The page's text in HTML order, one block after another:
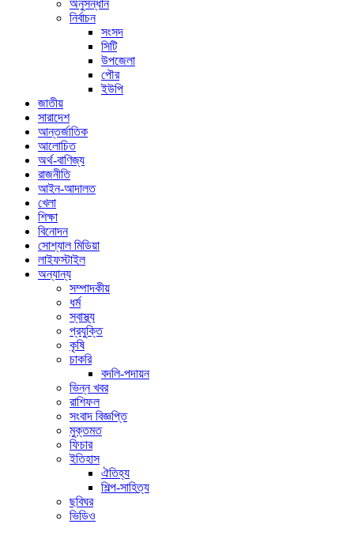
অনুসন্ধান
নির্বাচন
সংসদ
সিটি
উপজেলা
পৌর
ইউপি
জাতীয়
সারাদেশ
আন্তর্জাতিক
আলোচিত
অর্থ-বাণিজ্য
রাজনীতি
আইন-আদালত
খেলা
শিক্ষা
বিনোদন
সোশ্যাল মিডিয়া
লাইফস্টাইল
অন্যান্য
সম্পাদকীয়
ধর্ম
স্বাস্থ্য
প্রযুক্তি
কৃষি
চাকরি
বদলি-পদায়ন
ভিন্ন খবর
রাশিফল
সংবাদ বিজ্ঞপ্তি
মুক্তমত
ফিচার
ইতিহাস
ঐতিহ্য
শিল্প-সাহিত্য
ছবিঘর
ভিডিও